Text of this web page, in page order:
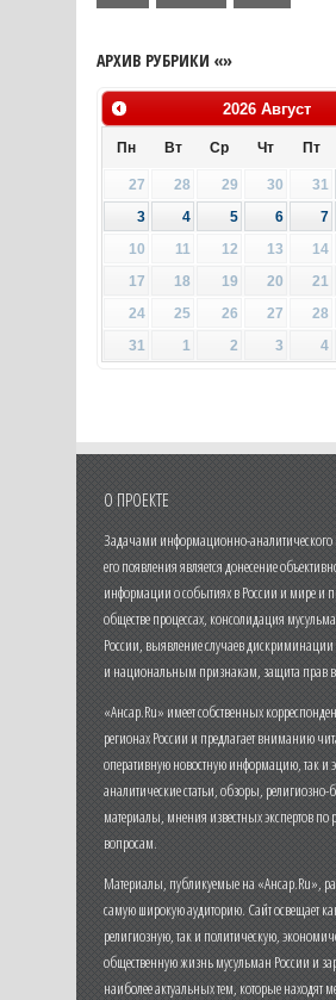
АРХИВ РУБРИКИ «»
2026 Август
Пн Вт Ср Чт Пт
27 28 29 30 31
3
4 5 6 7
10
11 12 13 14
17
18 19 20 21
24
25 26 27 28
31
1 2 3 4
О ПРОЕКТЕ
Задачами информационно-аналитического
его появления является донесение
информации о событиях в России и мире и
обществе процессах, консолидация
России, выявление случаев
и национальным признакам, защита прав
«Ансар.Ru» имеет собственных
регионах России и предлагает вниманию
оперативную новостную информацию, так и
аналитические статьи, обзоры, религиозно-
материалы, мнения известных экспертов
вопросам.
Материалы, публикуемые на «Ансар.Ru»,
самую широкую аудиторию. Сайт освещает
религиозную, так и политическую,
общественную жизнь мусульман России и
наиболее актуальных тем, которые находят